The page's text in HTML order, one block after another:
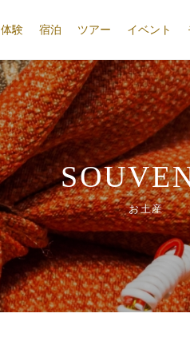
験 宿泊 ツアー イベント
お土産